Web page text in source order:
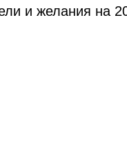
и желания на